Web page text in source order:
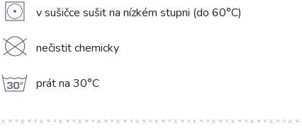
V v sušičce sušit na nízkém stupni (do 60°C)
K nečistit chemicky
g prát na 30°C